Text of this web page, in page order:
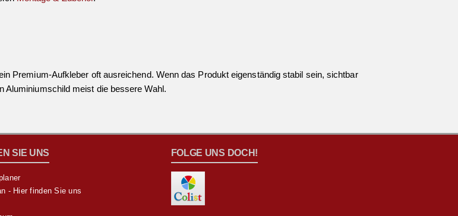
Premium-Aufkleber oft ausreichend. Wenn das Produkt eigenständig stabil sein, sichtbar
Aluminiumschild meist die bessere Wahl.
SIE UNS
- Hier finden Sie uns
FOLGE UNS DOCH!